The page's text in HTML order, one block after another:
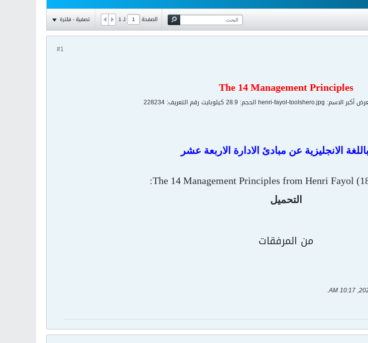
الصفحة لـ1 تصفية - فلترة
#1
The 14 Management Principles
الانجليزية عن مبادئ الادارة الاربعة عشر
The 14 Management Principles from Henri Fayol
التحميل
من المرفقات
.